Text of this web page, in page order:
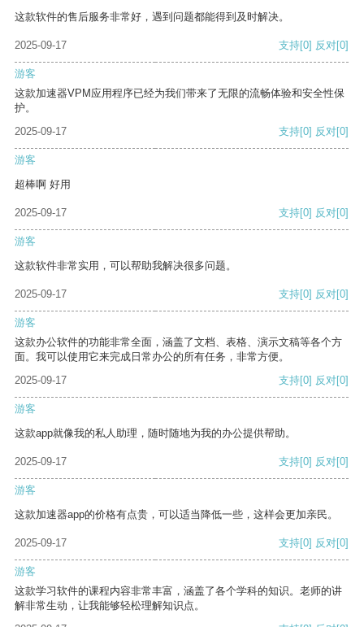
这款软件的售后服务非常好，遇到问题都能得到及时解决。
2025-09-17 支持[0] 反对[0]
游客
这款加速器VPM应用程序已经为我们带来了无限的流畅体验和安全性保
护。
2025-09-17
支持[0] 反对[0]
游客
超棒啊 好用
2025-09-17 支持[0] 反对[0]
游客
这款软件非常实用，可以帮助我解决很多问题。
2025-09-17 支持[0] 反对[0]
游客
这款办公软件的功能非常全面，涵盖了文档、表格、演示文稿等各个方
面。我可以使用它来完成日常办公的所有任务，非常方便。
2025-09-17
支持[0] 反对[0]
游客
这款app就像我的私人助理，随时随地为我的办公提供帮助。
2025-09-17 支持[0] 反对[0]
游客
这款加速器app的价格有点贵，可以适当降低一些，这样会更加亲民。
2025-09-17 支持[0] 反对[0]
游客
这款学习软件的课程内容非常丰富，涵盖了各个学科的知识。老师的讲
解非常生动，让我能够轻松理解知识点。